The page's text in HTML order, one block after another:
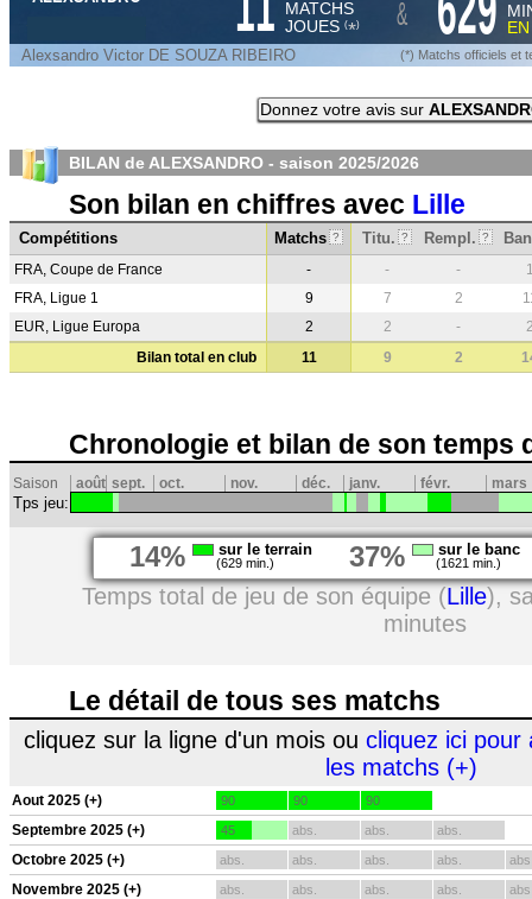
MATCHS
JOUES (*) &
Alexsandro Victor DE SOUZA RIBEIRO (*) Matchs officiels et
Donnez votre avis sur
BILAN de ALEXSANDRO - saison 2025/2026
Son bilan en chiffres avec Lille
Compétitions Matchs ? Titu. ? Rempl. ?
FRA, Coupe de France - - -
FRA, Ligue 1
9 7 2
EUR, Ligue Europa
2 2 -
Bilan total en club
11 9 2
Chronologie et bilan de son temps
Saison août sept. oct. nov. déc. janv. févr. mars
Tps jeu:
14% sur le terrain
(629 min.) 37% sur le banc
(1621 min.)
Temps total de jeu de son équipe (Lille),
minutes
Le détail de tous ses matchs
cliquez sur la ligne d'un mois ou cliquez ici pour
les matchs (+)
Aout 2025 (+) 90 90 90
Septembre 2025 (+) 45 abs. abs. abs.
Octobre 2025 (+) abs. abs. abs. abs.
Novembre 2025 (+) abs. abs. abs. abs.